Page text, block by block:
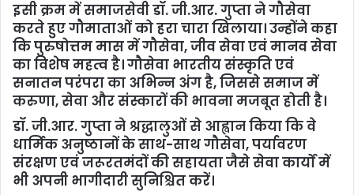
इसी क्रम में समाजसेवी डॉ. जी.आर. गुप्ता ने गौसेवा
करते हुए गौमाताओं को हरा चारा खिलाया। उन्होंने कहा
कि पुरुषोत्तम मास में गौसेवा, जीव सेवा एवं मानव सेवा
का विशेष महत्व है। गौसेवा भारतीय संस्कृति एवं
सनातन परंपरा का अभिन्न अंग है, जिससे समाज में
करुणा, सेवा और संस्कारों की भावना मजबूत होती है।
डॉ. जी.आर. गुप्ता ने श्रद्धालुओं से आह्वान किया कि वे
धार्मिक अनुष्ठानों के साथ-साथ गौसेवा, पर्यावरण
संरक्षण एवं जरूरतमंदों की सहायता जैसे सेवा कार्यों में
भी अपनी भागीदारी सुनिश्चित करें।